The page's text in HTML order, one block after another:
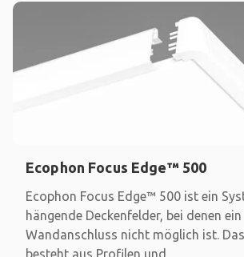
Ecophon Focus Edge™ 500
Ecophon Focus Edge™ 500 ist ein
hängende Deckenfelder, bei denen ein
Wandanschluss nicht möglich ist.
besteht aus Profilen und